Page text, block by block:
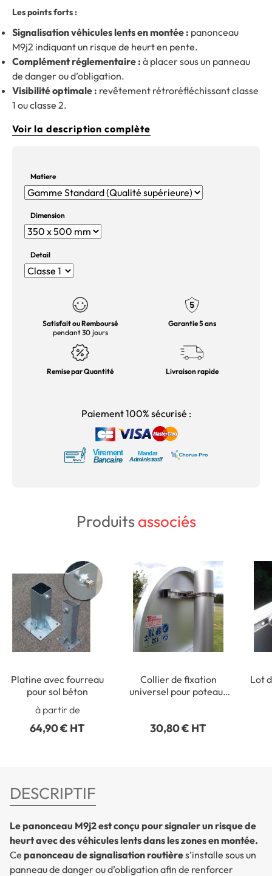
Les points forts :
Signalisation véhicules lents en montée : panonceau
M9j2 indiquant un risque de heurt en pente.
Complément réglementaire : à placer sous un panneau
de danger ou d’obligation.
Visibilité optimale : revêtement rétroréfléchissant classe
1 ou classe 2.
Voir la description complète
Matiere
Dimension
Detail
Satisfait ou Remboursé
pendant 30 jours
Garantie 5 ans
Remise par Quantité Livraison rapide
Paiement 100% sécurisé :
Produitsassociés
Platine avec fourreau
pour sol béton
à partir de
64,90 € HT
Collier de fixation
universel pour poteaux
30,80 € HT
Lot
DESCRIPTIF
Le panonceau M9j2 est conçu pour signaler un risque de
heurt avec des véhicules lents dans les zones en montée.
Ce panonceau de signalisation routières’installe sous un
panneau de danger ou d’obligation afin de renforcer